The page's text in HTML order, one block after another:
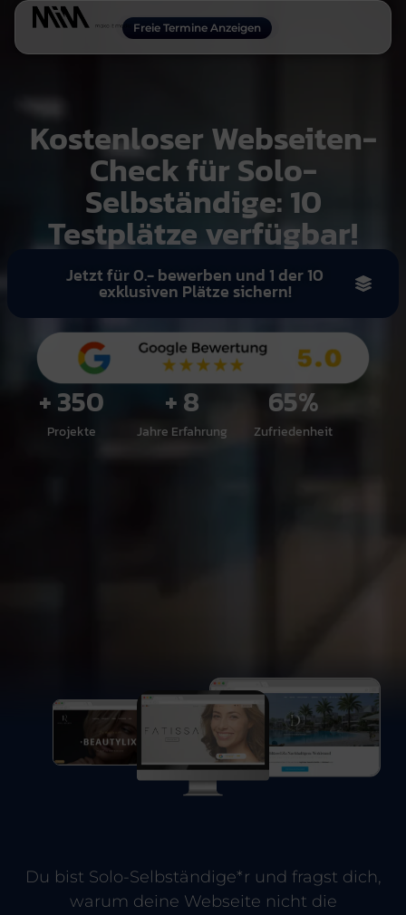
Freie Termine Anzeigen
Kostenloser Webseiten-
Check für Solo-
Selbständige: 10
Testplätze verfügbar!
Jetzt für 0.- bewerben und 1 der 10
exklusiven Plätze sichern!
Projekte
+ 350
Jahre Erfahrung
+ 9
Zufriedenheit
77%
Du bist Solo-Selbständige*r und fragst dich,
warum deine Webseite nicht die